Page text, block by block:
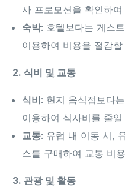
사 프로모션을 확인하
숙박: 호텔보다는 게스
이용하여 비용을 절감
2. 식비 및 교통
식비: 현지 음식점보다
이용하여 식사비를 줄
교통: 유럽 내 이동 시,
스를 구매하여 교통 비
3. 관광 및 활동